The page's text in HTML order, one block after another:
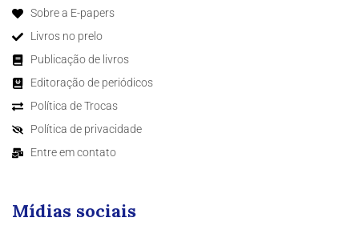
Sobre a E-papers
Livros no prelo
Publicação de livros
Editoração de periódicos
Política de Trocas
Política de privacidade
Entre em contato
Mídias sociais